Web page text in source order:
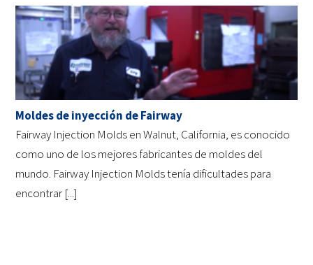
Moldes de inyección de Fairway
Fairway Injection Molds en Walnut, California, es conocido
como uno de los mejores fabricantes de moldes del
mundo. Fairway Injection Molds tenía dificultades para
encontrar [...]